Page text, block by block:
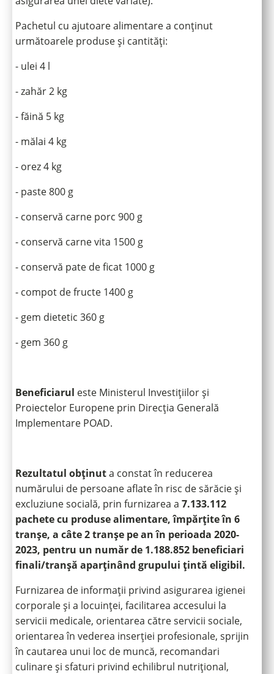
Pachetul cu ajutoare alimentare a conținut
următoarele produse și cantități:
- ulei 4 l
- zahăr 2 kg
- făină 5 kg
- mălai 4 kg
- orez 4 kg
- paste 800 g
- conservă carne porc 900 g
- conservă carne vita 1500 g
- conservă pate de ficat 1000 g
- compot de fructe 1400 g
- gem dietetic 360 g
- gem 360 g
Beneficiarul este Ministerul Investițiilor și
Proiectelor Europene prin Direcția Generală
Implementare POAD.
Rezultatul obținuta constat în reducerea
numărului de persoane aflate în risc de sărăcie și
excluziune socială, prin furnizarea a 7.133.112
pachete cu produse alimentare, împărțite în 6
tranșe, a câte 2 tranșe pe an în perioada 2020-
2023, pentru un număr de 1.188.852 beneficiari
finali/tranșă aparținând grupului țintă eligibil.
Furnizarea de informații privind asigurarea igienei
corporale și a locuinței, facilitarea accesului la
servicii medicale, orientarea către servicii sociale,
orientarea în vederea inserției profesionale, sprijin
în cautarea unui loc de muncă, recomandari
culinare și sfaturi privind echilibrul nutrițional,